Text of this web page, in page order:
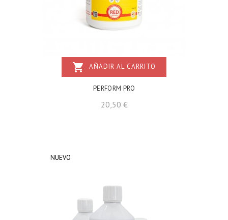
shopping_cart AÑADIR AL CARRITO
PERFORM PRO
20,50 €Precio
NUEVO